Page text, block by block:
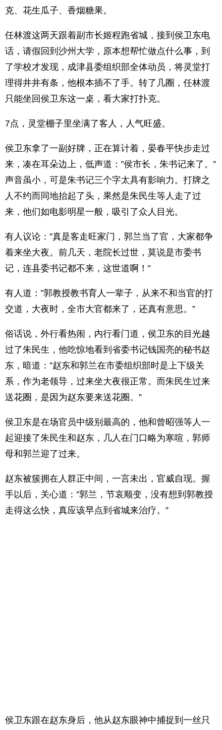
克、花生瓜子、香烟糖果。
任林渡这两天跟着副市长姬程跑省城，接到侯卫东电
话，请假回到沙州大学，原本想帮忙做点什么事，到
了学校才发现，成津县委组织部全体动员，将灵堂打
理得井井有条，他根本插不了手。转了几圈，任林渡
只能坐回侯卫东这一桌，看大家打扑克。
7点，灵堂棚子里坐满了客人，人气旺盛。
侯卫东拿了一副好牌，正在算计着，晏春平快步走过
来，凑在耳朵边上，低声道：”侯市长，朱书记来了。”
声音虽小，可是朱书记三个字太具有影响力。打牌之
人不约而同地抬起了头，果然是朱民生等人走了过
来，他们如电影明星一般，吸引了众人目光。
有人议论：”真是客走旺家门，郭兰当了官，大家都争
着来坐大夜。前几天，老院长过世，莫说是市委书
记，连县委书记都不来，这世道啊！”
有人道：”郭教授教书育人一辈子，从来不和当官的打
交道，大夜时，全市大官都来了，还真有意思。”
俗话说，外行看热闹，内行看门道，侯卫东的目光越
过了朱民生，他吃惊地看到省委书记钱国亮的秘书赵
东，暗道：”赵东和郭兰在市委组织部时是上下级关
系，作为老领导，过来坐大夜很正常。而朱民生过来
送花圈，是因为赵东要来送花圈。”
侯卫东是在场官员中级别最高的，他和曾昭强等人一
起迎接了朱民生和赵东，几人在门口略为寒喧，郭师
母和郭兰迎了过来。
赵东被簇拥在人群正中间，一言未出，官威自现。握
手以后，关心道：”郭兰，节哀顺变，没有想到郭教授
走得这么快，真应该早点到省城来治疗。”
侯卫东跟在赵东身后，他从赵东眼神中捕捉到一丝只